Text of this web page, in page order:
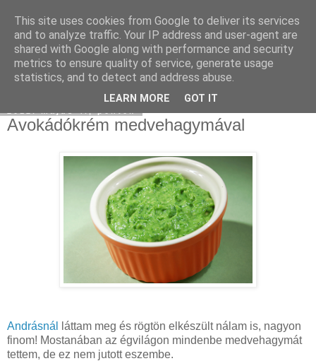
Moha Konyha
Avokádókrém medvehagymával
Andrásnál
láttam meg és rögtön elkészült nálam is, nagyon
finom! Mostanában az égvilágon mindenbe medvehagymát
tettem, de ez nem jutott eszembe.
This site uses cookies from Google to deliver its services
and to analyze traffic. Your IP address and user-agent are
shared with Google along with performance and security
metrics to ensure quality of service, generate usage
statistics, and to detect and address abuse.
LEARN MORE GOT IT